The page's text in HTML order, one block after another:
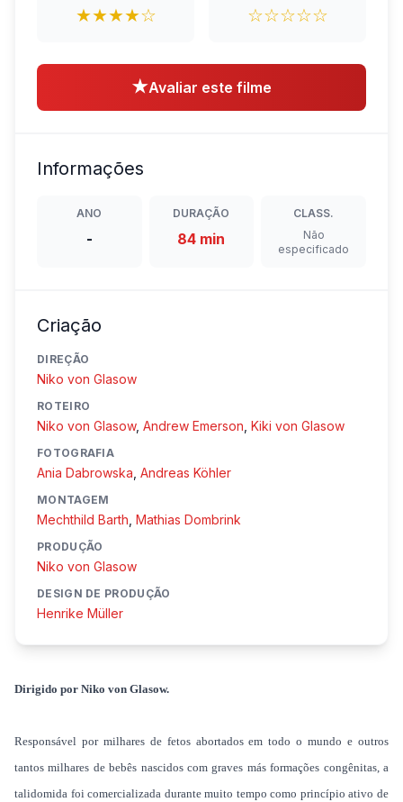
★★★★☆ ☆☆☆☆☆
★Avaliar este filme
Informações
ANO
-
DURAÇÃO
84 min
CLASS.
Não
especificado
Criação
DIREÇÃO
Niko von Glasow
ROTEIRO
Niko von Glasow, Andrew Emerson Kiki von Glasow
FOTOGRAFIA
Ania Dabrowska Andreas Köhler
MONTAGEM
Mechthild Barth Mathias Dombrink
PRODUÇÃO
Niko von Glasow
DESIGN DE PRODUÇÃO
Henrike Müller
Dirigido por Niko von Glasow.
Responsável por milhares de fetos abortados em todo o mundo e outros
tantos milhares de bebês nascidos com graves más formações congênitas, a
talidomida foi comercializada durante muito tempo como princípio ativo de